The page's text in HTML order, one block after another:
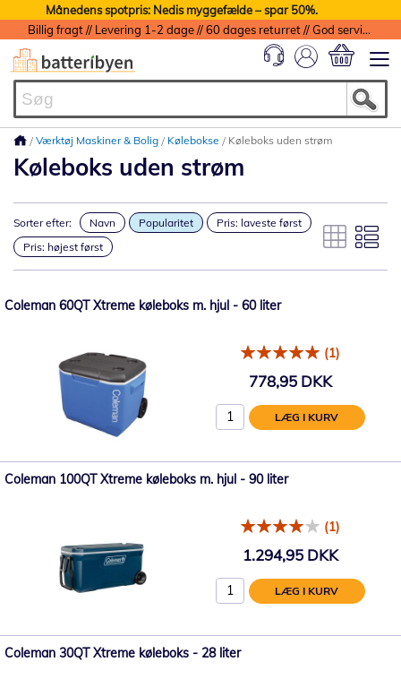
Månedens spotpris: Nedis myggefælde – spar 50%.
Billig fragt // Levering 1-2 dage // 60 dages returret // God service med garanti
Værktøj Maskiner & Bolig Kølebokse Køleboks uden strøm
Køleboks uden strøm
Sorter efter: Navn Popularitet
Pris: laveste først
Pris: højest først
Coleman 60QT Xtreme køleboks m. hjul - 60 liter
(1)
778,95 DKK
LÆG I KURV
Coleman 100QT Xtreme køleboks m. hjul - 90 liter
(1)
1.294,95 DKK
LÆG I KURV
Coleman 30QT Xtreme køleboks - 28 liter